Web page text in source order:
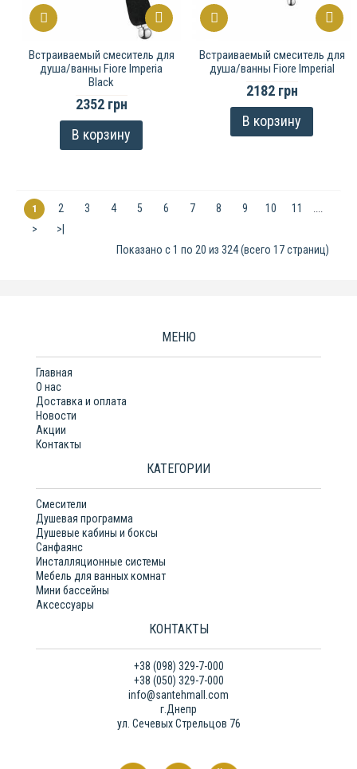
Встраиваемый смеситель для
душа/ванны Fiore Imperia
Black
2352 грн
В корзину
Встраиваемый смеситель для
душа/ванны Fiore Imperial
2182 грн
В корзину
1 2 3 4 5 6 7 8 9 10 11
>
>|
Показано с 1 по 20 из 324 (всего 17 страниц)
МЕНЮ
Главная
О нас
Доставка и оплата
Новости
Акции
Контакты
КАТЕГОРИИ
Смесители
Душевая программа
Душевые кабины и боксы
Санфаянс
Инсталляционные системы
Мебель для ванных комнат
Мини бассейны
Аксессуары
КОНТАКТЫ
+38 (098) 329-7-000
+38 (050) 329-7-000
info@santehmall.com
г.Днепр
ул. Сечевых Стрельцов 76